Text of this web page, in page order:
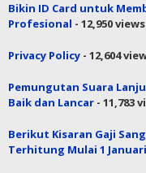
Bikin ID Card untuk
Profesional - 12,950 views
Privacy Policy - 12,604
Pemungutan Suara
Baik dan Lancar - 11,783
Berikut Kisaran Gaji
Terhitung Mulai 1 Januari